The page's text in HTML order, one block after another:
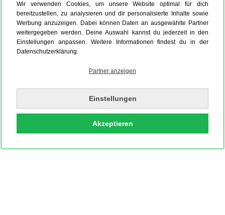
Wir verwenden Cookies, um unsere Website optimal für dich
bereitzustellen, zu analysieren und dir personalisierte Inhalte sowie
Werbung anzuzeigen. Dabei können Daten an ausgewählte Partner
weitergegeben werden. Deine Auswahl kannst du jederzeit in den
Einstellungen anpassen. Weitere Informationen findest du in der
Datenschutzerklärung.
Partner anzeigen
Einstellungen
Akzeptieren